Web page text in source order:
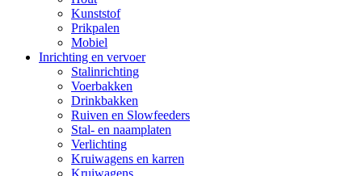
Kunststof
Prikpalen
Mobiel
Inrichting en vervoer
Stalinrichting
Voerbakken
Drinkbakken
Ruiven en Slowfeeders
Stal- en naamplaten
Verlichting
Kruiwagens en karren
Kruiwagens